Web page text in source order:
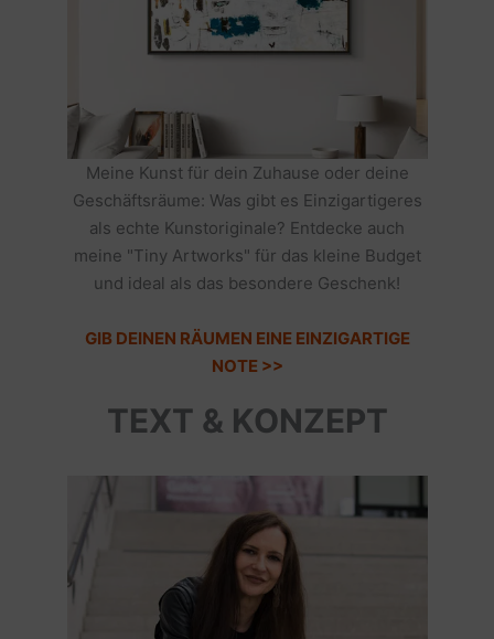
Meine Kunst für dein Zuhause oder deine
Geschäftsräume: Was gibt es Einzigartigeres
als echte Kunstoriginale? Entdecke auch
meine "Tiny Artworks" für das kleine Budget
und ideal als das besondere Geschenk!
GIB DEINEN RÄUMEN EINE EINZIGARTIGE
NOTE >>
TEXT & KONZEPT